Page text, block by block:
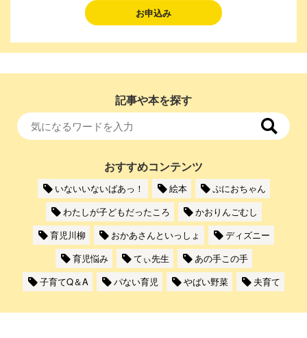
お申込み
記事や本を探す
おすすめコンテンツ
いないいないばあっ！ 絵本
ぷにおちゃん
わたしが子どもだったころ
かおりんごむし
育児川柳
おかあさんといっしょ
ディズニー
育児悩み
てぃ先生
あの手この手
子育てQ＆A
パない育児 やばい野菜 夫育て